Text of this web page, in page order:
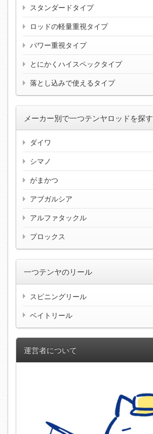
スタンダードタイプ
ロッドの軽量重視タイプ
パワー重視タイプ
とにかくハイスペックタイプ
落とし込みで使えるタイプ
メーカー別で一つテンヤロッドを探す
ダイワ
シマノ
がまかつ
アブガルシア
アルファタックル
プロックス
一つテンヤのリール
スピニングリール
ベイトリール
運営者について